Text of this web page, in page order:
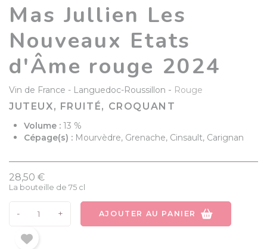
Mas Jullien Les
Nouveaux Etats
d'Âme rouge 2024
Vin de France Languedoc-Roussillon - Rouge
JUTEUX, FRUITÉ, CROQUANT
Volume : 13 %
Cépage(s) : Mourvèdre, Grenache, Cinsault, Carignan
28,50 €
La bouteille de 75 cl
- + AJOUTER AU PANIER